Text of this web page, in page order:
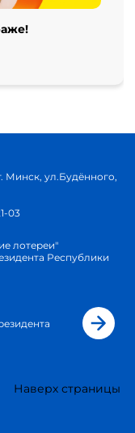
Минск, ул.Будённого,
03
лотереи"
Республики
Наверх страницы